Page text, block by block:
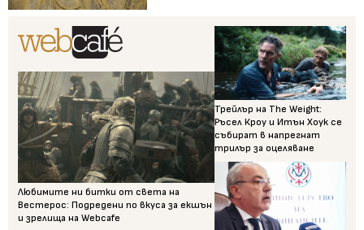
Любимите ни битки от света на
Вестерос: Подредени по вкуса за екшън
и зрелища на Webcafe
Трейлър на The Weight:
Ръсел Кроу и Итън Хоук се
събират в напрегнат
трилър за оцеляване